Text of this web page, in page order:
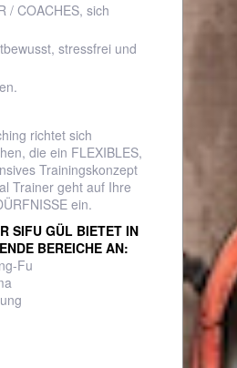
/ COACHES, sich
stressfrei und
richtet sich
die ein FLEXIBLES,
Trainingskonzept
Trainer geht auf Ihre
ein.
SIFU GÜL BIETET IN
BEREICHE AN:
Fu